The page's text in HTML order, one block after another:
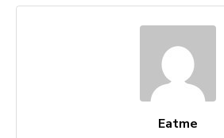
Eatme